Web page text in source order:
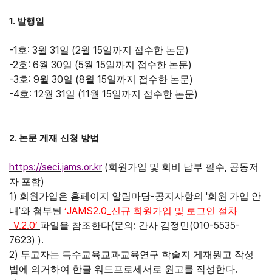
1. 발행일
-1 호: 3월 31일 (2월 15일까지 접수한 논문)
-2호: 6월 30일 (5월 15일까지 접수한 논문)
-3호: 9월 30일 (8월 15일까지 접수한 논문)
-4호: 12월 31일 (11월 15일까지 접수한 논문)
2. 논문 게재 신청 방법
https://seci.jams.or.kr (회원가입 및 회비 납부 필수, 공동저
자 포함)
1) 회원가입은 홈페이지 알림마당-공지사항의 '회원 가입 안
내'와 첨부된 ‘JAMS2.0_ 신규 회원가입 및 로그인 절차
_V.2.0’ 파일을 참조한다(문의 : 간사 김정민(010-5535-
7623) ).
2) 투고자는 특수교육교과교육연구 학술지 게재원고 작성
법에 의거하여 한글 워드프로세서로 원고를 작성한다.